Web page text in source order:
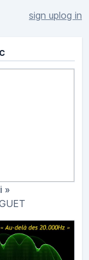
sign uplog in
»